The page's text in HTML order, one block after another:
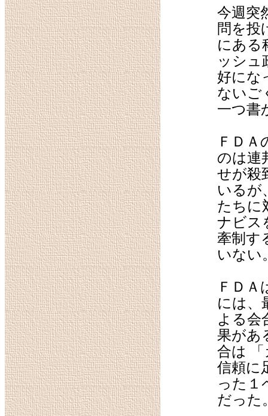
今週突
問を投
にある
ッシュ
好にな
ないご
一つ書
ＦＤ
のは連
せが殺
いるが
たちに
ナビス
牽制す
いない
ＦＤ
には、
よる会
果があ
合は
信頼に
った１
だった